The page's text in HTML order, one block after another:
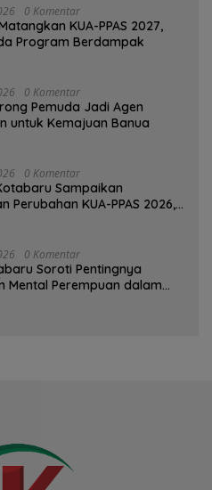
0 Komentar
KUA-PPAS 2027,
Program Berdampak
0 Komentar
Pemuda Jadi Agen
untuk Kemajuan Banua
0 Komentar
Sampaikan
Perubahan KUA-PPAS 2026,
0 Komentar
Soroti Pentingnya
Mental Perempuan dalam